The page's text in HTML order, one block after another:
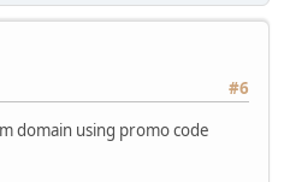
#6
domain using promo code